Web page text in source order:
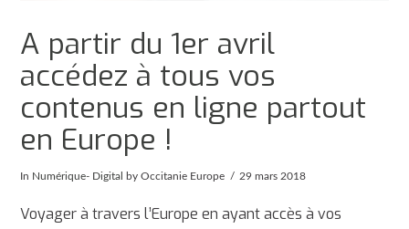
A partir du 1er avril
accédez à tous vos
contenus en ligne partout
en Europe !
In Numérique- Digital by Occitanie Europe 29 mars 2018
Voyager à travers l’Europe en ayant accès à vos